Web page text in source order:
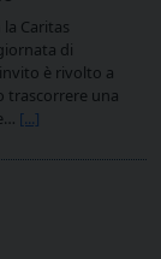
Caritas
di
è rivolto a
trascorrere una
[...]